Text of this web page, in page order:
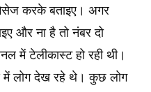
करके बताइए। अगर
और ना है तो नंबर दो
में टेलीकास्ट हो रही थी।
में लोग देख रहे थे। कुछ लोग